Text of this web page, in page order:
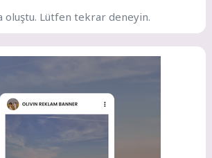
oluştu. Lütfen tekrar deneyin.